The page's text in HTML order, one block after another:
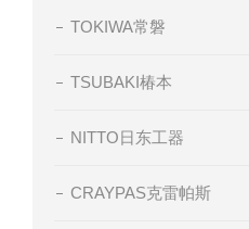
TOKIWA常磐
TSUBAKI椿本
NITTO日东工器
CRAYPAS克雷帕斯